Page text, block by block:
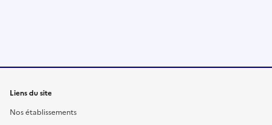
Liens du site
Nos établissements